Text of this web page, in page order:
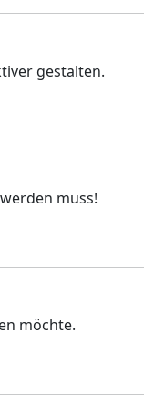
gestalten.
muss!
möchte.